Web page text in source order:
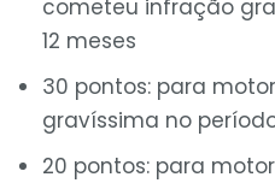
cometeu infração
12 meses
30 pontos: para
gravíssima no
20 pontos: para